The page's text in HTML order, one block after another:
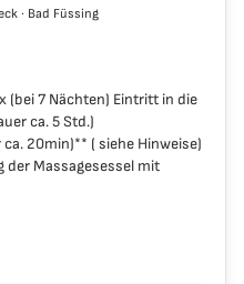
· Bad Füssing
(bei 7 Nächten) Eintritt in die
ca. 5 Std.)
20min)** ( siehe Hinweise)
der Massagesessel mit